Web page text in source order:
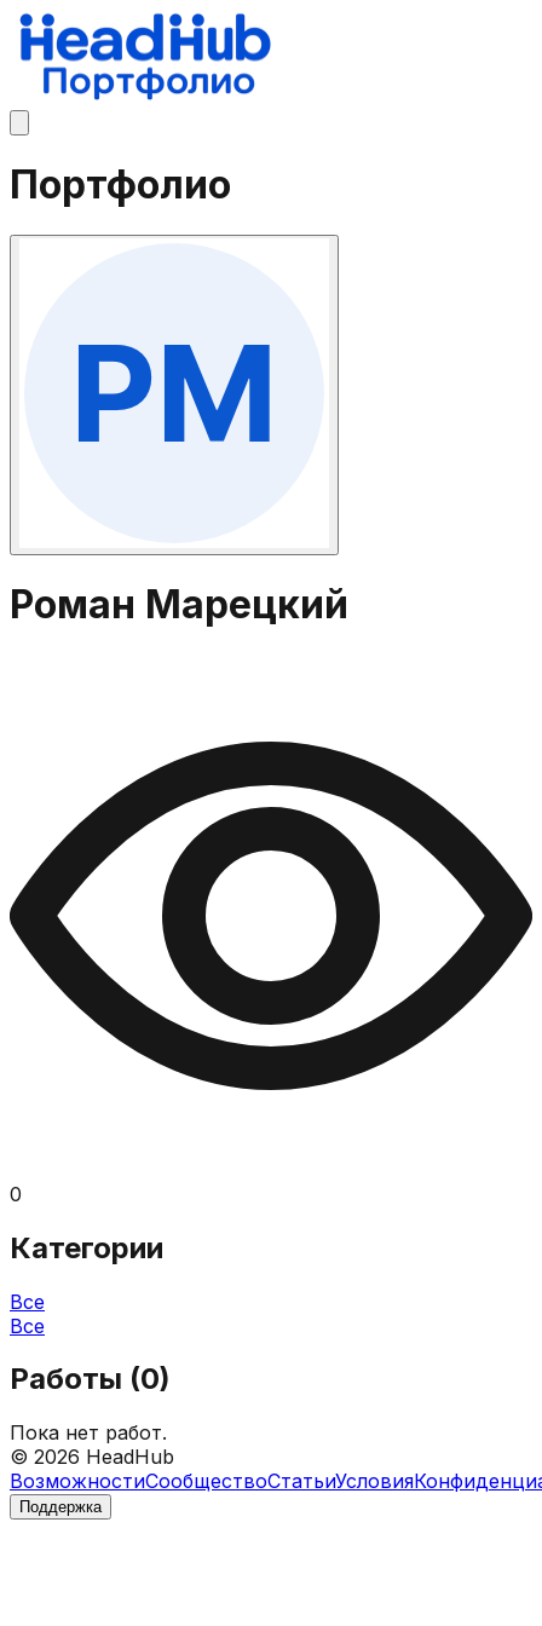
Портфолио
Роман Марецкий
0
Категории
Все
Все
Работы (0)
Пока нет работ.
© 2026 HeadHub
ВозможностиСообществоСтатьиУсловия
Поддержка